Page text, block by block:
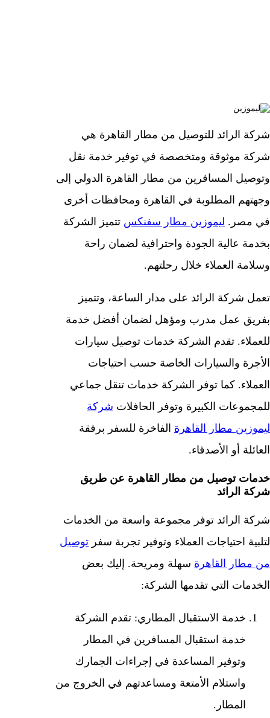
شركة الرائد للتوصيل من مطار القاهرة هي
شركة موثوقة ومتخصصة في توفير خدمة نقل
وتوصيل المسافرين من مطار القاهرة الدولي إلى
وجهتهم المطلوبة في القاهرة ومحافظات أخرى
في مصر. ليموزين مطار سفنكس تتميز الشركة
بخدمة عالية الجودة واحترافية لضمان راحة
وسلامة العملاء خلال رحلتهم.
تعمل شركة الرائد على مدار الساعة، وتتميز
بفريق عمل مدرب ومؤهل لضمان أفضل خدمة
للعملاء. تقدم الشركة خدمات توصيل سيارات
الأجرة والسيارات الخاصة حسب احتياجات
العملاء. كما توفر الشركة خدمات تنقل جماعي
للمجموعات الكبيرة وتوفر الحافلات شركة
ليموزين مطار القاهرة الفاخرة للسفر برفقة
العائلة أو الأصدقاء.
خدمات توصيل من مطار القاهرة عن طريق
شركة الرائد
شركة الرائد توفر مجموعة واسعة من الخدمات
لتلبية احتياجات العملاء وتوفير تجربة سفر توصيل
من مطار القاهرة سهلة ومريحة. إليك بعض
الخدمات التي تقدمها الشركة:
خدمة الاستقبال المطاري: تقدم الشركة
خدمة استقبال المسافرين في المطار
وتوفير المساعدة في إجراءات الجمارك
واستلام الأمتعة ومساعدتهم في الخروج من
المطار.